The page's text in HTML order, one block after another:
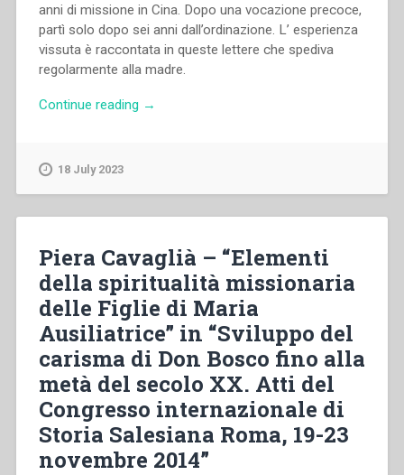
anni di missione in Cina. Dopo una vocazione precoce,
partì solo dopo sei anni dall’ordinazione. L’ esperienza
vissuta è raccontata in queste lettere che spediva
regolarmente alla madre.
Continue reading “Callisto
di
corrispondenza
del
giovane
salesiano
martire
in
Cina
(ottobre
1924-
febbraio
→
18 July 2023
Piera Cavaglià – “Elementi
della spiritualità missionaria
delle Figlie di Maria
Ausiliatrice” in “Sviluppo del
carisma di Don Bosco fino alla
metà del secolo XX. Atti del
Congresso internazionale di
Storia Salesiana Roma, 19-23
novembre 2014”